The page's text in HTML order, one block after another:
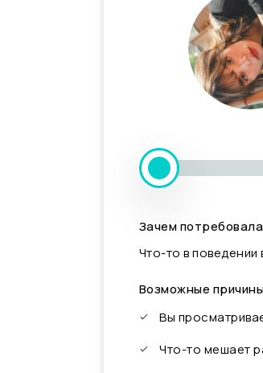
Зачем
Что-то в
Возможные
Вы
Что-то мешает